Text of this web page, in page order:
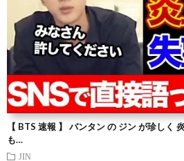
【 BTS 速報 】 バンタン の ジン が珍しく
も…
JIN